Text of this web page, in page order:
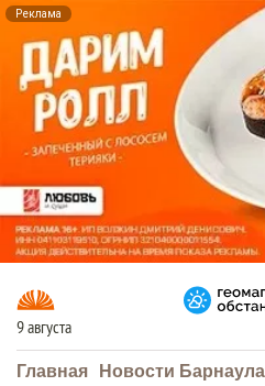
Реклама
9 августа
Главная Новости Барнаула